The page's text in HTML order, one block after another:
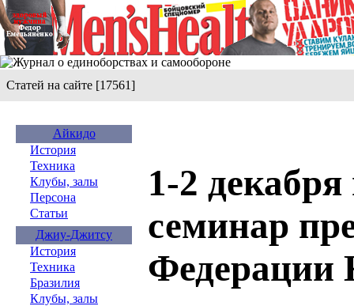
Статей на сайте [17561]
Айкидо
История
Техника
Клубы, залы
Персона
Статьи
Джиу-Джитсу
История
Техника
Бразилия
Клубы, залы
1-2
семинар
Федерации